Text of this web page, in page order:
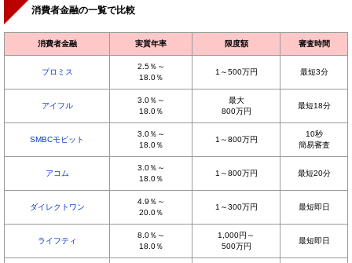
消費者金融の一覧で比較
消費者金融 実質年率 限度額 審査時間
プロミス
2.5％～
18.0％
1～500万円 最短3分
アイフル
3.0％～
18.0％
最大
800万円
最短18分
SMBCモビット
3.0％～
18.0％
1～800万円
10秒
簡易審査
アコム
3.0％～
18.0％
1～800万円 最短20分
ダイレクトワン
4.9％～
20.0％
1～300万円 最短即日
ライフティ
8.0％～
18.0％
1,000円～
500万円
最短即日